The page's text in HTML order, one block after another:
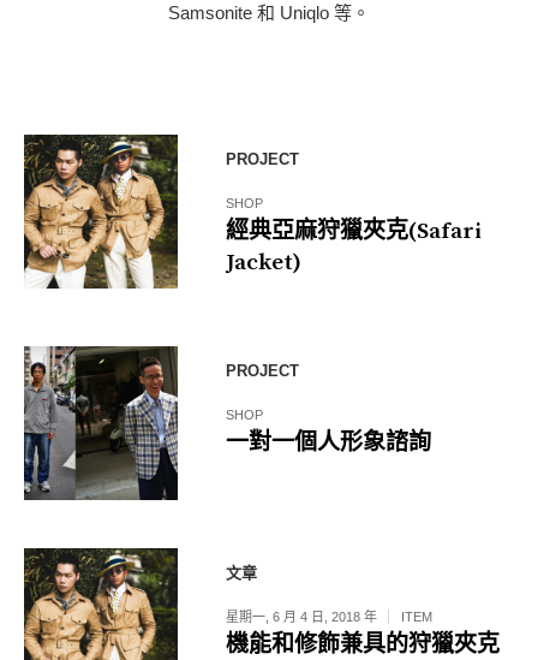
Samsonite 和 Uniqlo 等。
PROJECT
SHOP
經典亞麻狩獵夾克(Safari
Jacket)
PROJECT
SHOP
一對一個人形象諮詢
文章
星期一, 6 月 4 日, 2018 年 ITEM
機能和修飾兼具的狩獵夾克